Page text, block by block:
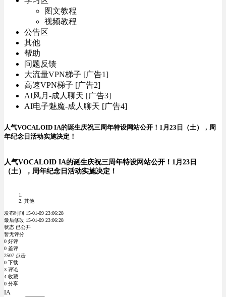
图文教程
视频教程
公告区
其他
帮助
问题反馈
大流量VPN梯子 [广告1]
高速VPN梯子 [广告2]
AI风月-成人聊天 [广告3]
AI电子魅魔-成人聊天 [广告4]
人气VOCALOID IA的诞生庆祝三周年特设网站公开！1月23日（土），周
年纪念日活动实施决定！
人气VOCALOID IA的诞生庆祝三周年特设网站公开！1月23日
（土），周年纪念日活动实施决定！
其他
发布时间 15-01-09 23:06:28
最后修改 15-01-09 23:06:28
状态 已公开
暂无评分
0 好评
0 差评
2507 点击
0 下载
3 评论
4 收藏
0 分享
IA